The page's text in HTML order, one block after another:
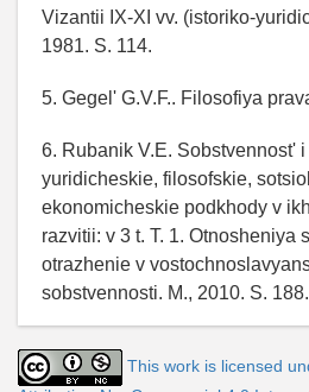
Vizantii IX-XI vv. (istoriko-
1981. S. 114.
5. Gegel' G.V.F.. Filosofiya
6. Rubanik V.E. Sobstvennost'
yuridicheskie, filosofskie,
ekonomicheskie podkhody v
razvitii: v 3 t. T. 1. Otnosheniya
otrazhenie v
sobstvennosti. M., 2010. S. 188.
This work is licensed